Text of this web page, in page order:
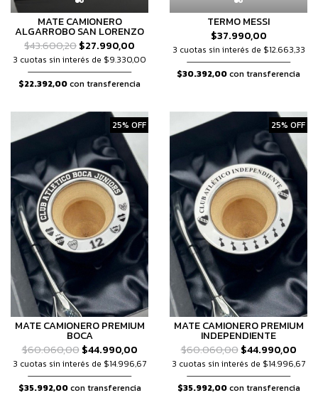
MATE CAMIONERO
ALGARROBO SAN LORENZO
$43.600,20$27.990,00
3 cuotas sin interés de $9.330,00
$22.392,00con transferencia
TERMO MESSI
$37.990,00
3 cuotas sin interés de $12.663,33
$30.392,00con transferencia
25% OFF
MATE CAMIONERO PREMIUM
BOCA
$60.060,00$44.990,00
3 cuotas sin interés de $14.996,67
$35.992,00con transferencia
25% OFF
MATE CAMIONERO PREMIUM
INDEPENDIENTE
$60.060,00$44.990,00
3 cuotas sin interés de $14.996,67
$35.992,00con transferencia